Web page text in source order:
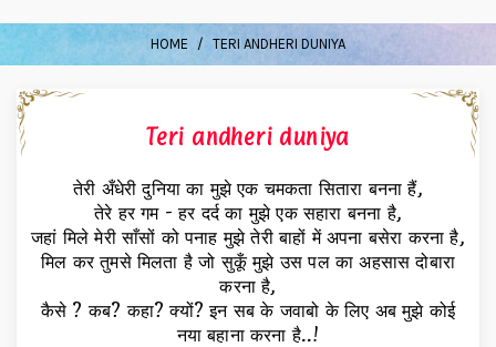
HOME TERI ANDHERI DUNIYA
Teri andheri duniya
तेरी अँधेरी दुनिया का मुझे एक चमकता सितारा बनना हैं,
तेरे हर गम - हर दर्द का मुझे एक सहारा बनना है,
जहां मिले मेरी साँसों को पनाह मुझे तेरी बाहों में अपना बसेरा करना है,
मिल कर तुमसे मिलता है जो सुकूँ मुझे उस पल का अहसास दोबारा
करना है,
कैसे ? कब? कहा? क्यों? इन सब के जवाबो के लिए अब मुझे कोई
नया बहाना करना है..!